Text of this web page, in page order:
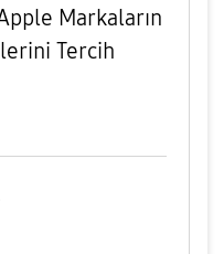
Markaların
Tercih